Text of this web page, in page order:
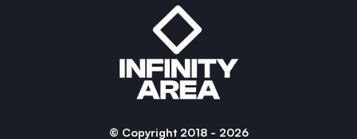
© Copyright 2018 - 2026